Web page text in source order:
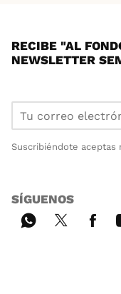
RECIBE "AL
NEWSLETTER
Suscribiéndote aceptas
SÍGUENOS